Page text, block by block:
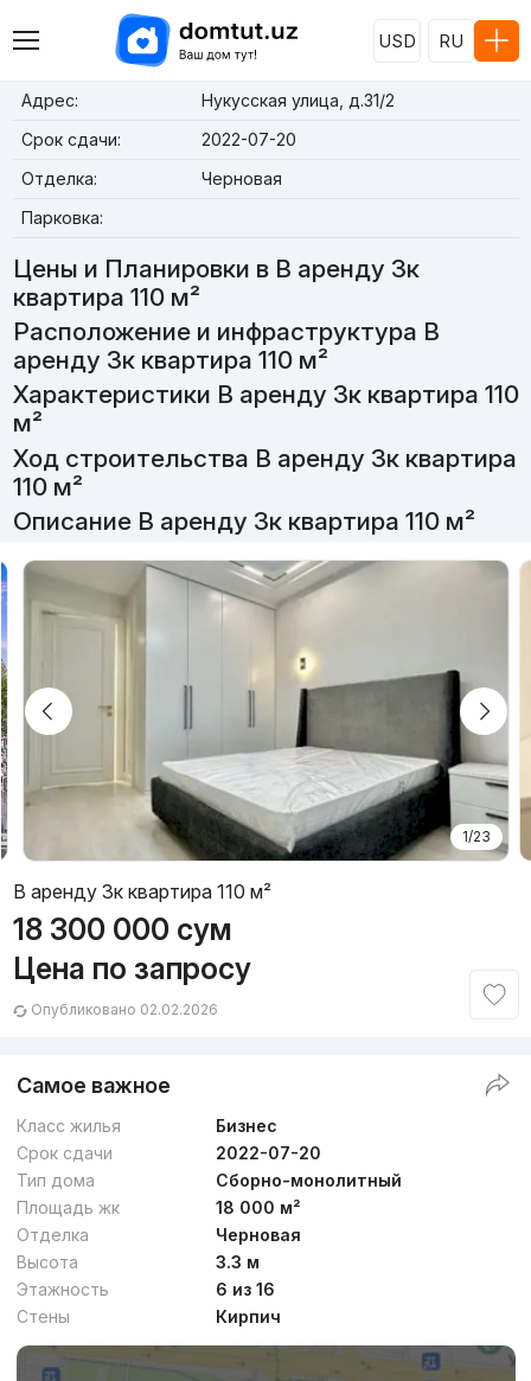
USD RU
Адрес:
Нукусская улица, д.31/2
Срок сдачи:
2022-07-20
Отделка:
Черновая
Парковка:
Цены и Планировки в В аренду 3к
квартира 110 м²
Расположение и инфраструктура В
аренду 3к квартира 110 м²
Характеристики В аренду 3к квартира 110
м²
Ход строительства В аренду 3к квартира
110 м²
Описание В аренду 3к квартира 110 м²
1/23
В аренду 3к квартира 110 м²
18 300 000 сум
Цена по запросу
Опубликовано 02.02.2026
Самое важное
Класс жилья
Бизнес
Срок сдачи
2022-07-20
Тип дома
Сборно-монолитный
Площадь жк
18 000 м²
Отделка
Черновая
Высота
3.3 м
Этажность
6 из 16
Стены
Кирпич